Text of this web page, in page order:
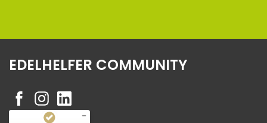
EDELHELFER COMMUNITY